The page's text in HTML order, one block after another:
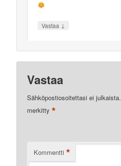
Vastaa ↓
Vastaa
Sähköpostiosoitettasi ei julkaista.
merkitty*
Kommentti *